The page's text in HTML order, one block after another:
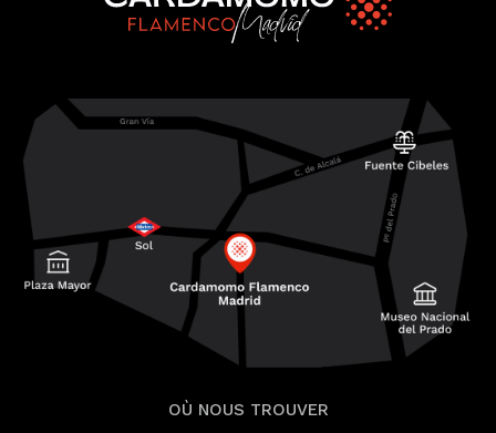
OÙ NOUS TROUVER